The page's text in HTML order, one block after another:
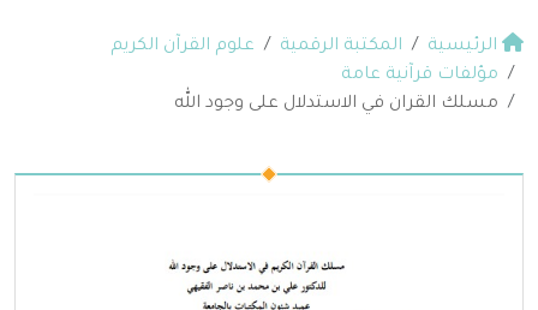
الرئيسية المكتبة الرقمية
علوم القرآن الكريم
مؤلفات قرآنية عامة
مسلك القران في الاستدلال على وجود الله